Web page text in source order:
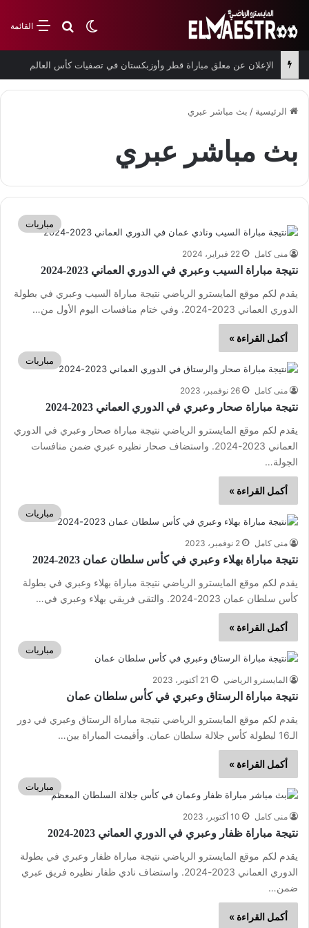
القائمةبحث عن
الوضع المظلم
الإعلان عن معلق مباراة قطر وأوزبكستان في تصفيات كأس العالم
الرئيسية / بث مباشر عبري
بث مباشر عبري
مباريات
منى كامل 22 فبراير، 2024
نتيجة مباراة السيب وعبري في الدوري العماني 2023-2024
يقدم لكم موقع المايسترو الرياضي نتيجة مباراة السيب وعبري في بطولة
الدوري العماني 2023-2024. وفي ختام منافسات اليوم الأول من…
أكمل القراءة »
مباريات
منى كامل 26 نوفمبر، 2023
نتيجة مباراة صحار وعبري في الدوري العماني 2023-2024
يقدم لكم موقع المايسترو الرياضي نتيجة مباراة صحار وعبري في الدوري
العماني 2023-2024. واستضاف صحار نظيره عبري ضمن منافسات
الجولة…
أكمل القراءة »
مباريات
منى كامل 2 نوفمبر، 2023
نتيجة مباراة بهلاء وعبري في كأس سلطان عمان 2023-2024
يقدم لكم موقع المايسترو الرياضي نتيجة مباراة بهلاء وعبري في بطولة
كأس سلطان عمان 2023-2024. والتقى فريقي بهلاء وعبري في…
أكمل القراءة »
مباريات
المايسترو الرياضي 21 أكتوبر، 2023
نتيجة مباراة الرستاق وعبري في كأس سلطان عمان
يقدم لكم موقع المايسترو الرياضي نتيجة مباراة الرستاق وعبري في دور
الـ16 لبطولة كأس جلالة سلطان عمان. وأقيمت المباراة بين…
أكمل القراءة »
مباريات
منى كامل 10 أكتوبر، 2023
نتيجة مباراة ظفار وعبري في الدوري العماني 2023-2024
يقدم لكم موقع المايسترو الرياضي نتيجة مباراة ظفار وعبري في بطولة
الدوري العماني 2023-2024. واستضاف نادي ظفار نظيره فريق عبري
ضمن…
أكمل القراءة »